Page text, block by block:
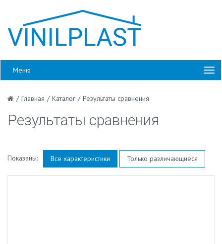
Меню
/ Главная / Каталог / Результаты сравнения
Результаты сравнения
Показаны: Все характеристики Только различающиеся